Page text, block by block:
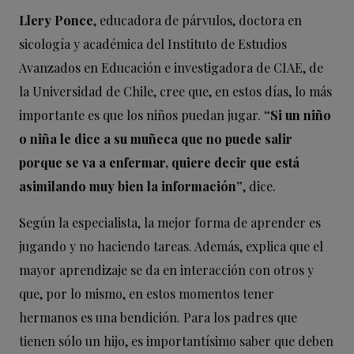
Llery Ponce, educadora de párvulos, doctora en
sicología y académica del Instituto de Estudios
Avanzados en Educación e investigadora de CIAE, de
la Universidad de Chile, cree que, en estos días, lo más
importante es que los niños puedan jugar. “Si un niño
o niña le dice a su muñeca que no puede salir
porque se va a enfermar, quiere decir que está
asimilando muy bien la información”, dice.
Según la especialista, la mejor forma de aprender es
jugando y no haciendo tareas. Además, explica que el
mayor aprendizaje se da en interacción con otros y
que, por lo mismo, en estos momentos tener
hermanos es una bendición. Para los padres que
tienen sólo un hijo, es importantísimo saber que deben